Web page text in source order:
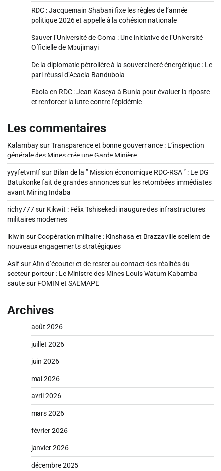
RDC : Jacquemain Shabani fixe les règles de l’année
politique 2026 et appelle à la cohésion nationale
Sauver l’Université de Goma : Une initiative de l’Université
Officielle de Mbujimayi
De la diplomatie pétrolière à la souveraineté énergétique : Le
pari réussi d’Acacia Bandubola
Ebola en RDC : Jean Kaseya à Bunia pour évaluer la riposte
et renforcer la lutte contre l’épidémie
Les commentaires
KalambaysurTransparence et bonne gouvernance : L’inspection
générale des Mines crée une Garde Minière
yyyfetvmtfsur Bilan de la ” Mission économique RDC-RSA ” : Le DG
Batukonke fait de grandes annonces sur les retombées immédiates
avant Mining Indaba
richy777sur Kikwit : Félix Tshisekedi inaugure des infrastructures
militaires modernes
lkiwin surCoopération militaire : Kinshasa et Brazzaville scellent de
nouveaux engagements stratégiques
AsifsurAfin d’écouter et de rester au contact des réalités du
secteur porteur : Le Ministre des Mines Louis Watum Kabamba
saute sur FOMIN et SAEMAPE
Archives
août 2026
juillet 2026
juin 2026
mai 2026
avril 2026
mars 2026
février 2026
janvier 2026
décembre 2025